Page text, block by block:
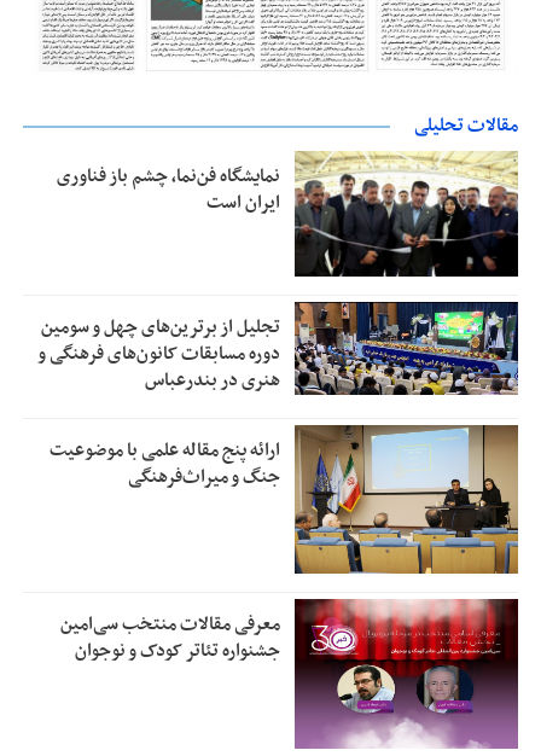
مقالات تحلیلی
نمایشگاه فن‌نما، چشم باز فناوری
ایران است
تجلیل از بر‌ترین‌های چهل و سومین
دوره مسابقات کانون‌های فرهنگی و
هنری در بندرعباس
ارائه پنج مقاله علمی با موضوعیت
جنگ و میراث‌فرهنگی
معرفی مقالات منتخب سی‌امین
جشنواره تئاتر کودک و نوجوان